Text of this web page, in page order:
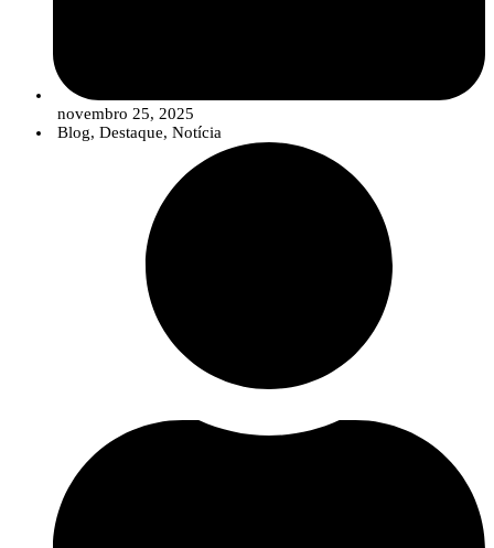
novembro 25, 2025
Blog, Destaque, Notícia